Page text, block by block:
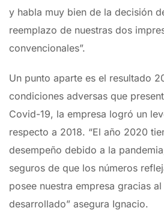
y habla muy bien de la decisión
reemplazo de nuestras dos
convencionales”.
Un punto aparte es el resultado
condiciones adversas que
Covid-19, la empresa logró un
respecto a 2018. “El año 2020
desempeño debido a la
seguros de que los números
posee nuestra empresa gracias
desarrollado” asegura Ignacio.